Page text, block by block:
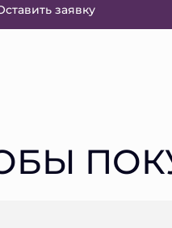
заявку